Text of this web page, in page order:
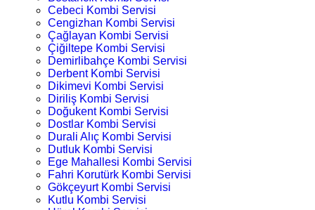
Cebeci Kombi Servisi
Cengizhan Kombi Servisi
Çağlayan Kombi Servisi
Çiğiltepe Kombi Servisi
Demirlibahçe Kombi Servisi
Derbent Kombi Servisi
Dikimevi Kombi Servisi
Diriliş Kombi Servisi
Doğukent Kombi Servisi
Dostlar Kombi Servisi
Durali Alıç Kombi Servisi
Dutluk Kombi Servisi
Ege Mahallesi Kombi Servisi
Fahri Korutürk Kombi Servisi
Gökçeyurt Kombi Servisi
Kutlu Kombi Servisi